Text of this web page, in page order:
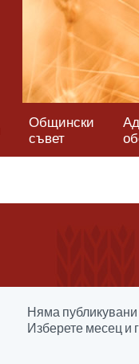
Общински
съвет
Няма
Изберете месец и